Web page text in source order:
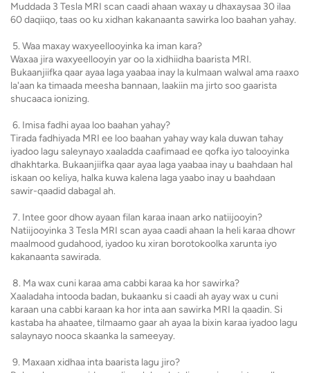
Muddada 3 Tesla MRI scan caadi ahaan waxay u dhaxaysaa 30 ilaa
60 daqiiqo, taas oo ku xidhan kakanaanta sawirka loo baahan yahay.
5. Waa maxay waxyeellooyinka ka iman kara?
Waxaa jira waxyeellooyin yar oo la xidhiidha baarista MRI.
Bukaanjiifka qaar ayaa laga yaabaa inay la kulmaan walwal ama raaxo
la'aan ka timaada meesha bannaan, laakiin ma jirto soo gaarista
shucaaca ionizing.
6. Imisa fadhi ayaa loo baahan yahay?
Tirada fadhiyada MRI ee loo baahan yahay way kala duwan tahay
iyadoo lagu saleynayo xaaladda caafimaad ee qofka iyo talooyinka
dhakhtarka. Bukaanjiifka qaar ayaa laga yaabaa inay u baahdaan hal
iskaan oo keliya, halka kuwa kalena laga yaabo inay u baahdaan
sawir-qaadid dabagal ah.
7. Intee goor dhow ayaan filan karaa inaan arko natiijooyin?
Natiijooyinka 3 Tesla MRI scan ayaa caadi ahaan la heli karaa dhowr
maalmood gudahood, iyadoo ku xiran borotokoolka xarunta iyo
kakanaanta sawirada.
8. Ma wax cuni karaa ama cabbi karaa ka hor sawirka?
Xaaladaha intooda badan, bukaanku si caadi ah ayay wax u cuni
karaan una cabbi karaan ka hor inta aan sawirka MRI la qaadin. Si
kastaba ha ahaatee, tilmaamo gaar ah ayaa la bixin karaa iyadoo lagu
salaynayo nooca skaanka la sameeyay.
9. Maxaan xidhaa inta baarista lagu jiro?